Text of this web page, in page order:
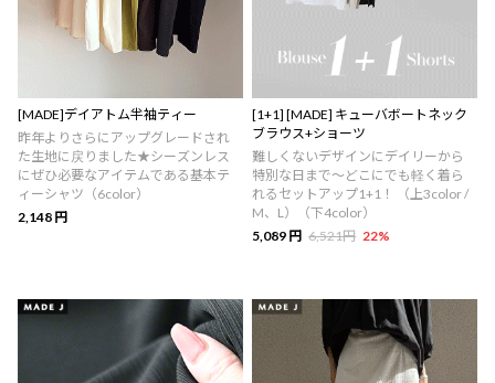
[MADE]デイアトム半袖ティー
昨年よりさらにアップグレードされ
た生地に戻りました★シーズンレス
にぜひ必要なアイテムである基本テ
ィーシャツ（6color）
2,148 円
[1+1] [MADE] キューバボートネック
ブラウス+ショーツ
難しくないデザインにデイリーから
特別な日まで～どこにでも軽く着ら
れるセットアップ1+1！ （上3color /
M、L）（下4color）
5,089 円 6,521円 22%